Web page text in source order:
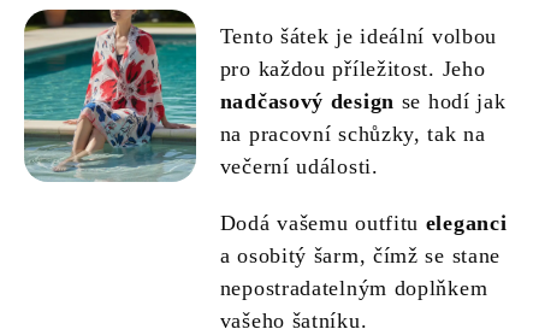
Tento šátek je ideální volbou
pro každou příležitost. Jeho
nadčasový design se hodí jak
na pracovní schůzky, tak na
večerní události.
Dodá vašemu outfitu eleganci
a osobitý šarm, čímž se stane
nepostradatelným doplňkem
vašeho šatníku.